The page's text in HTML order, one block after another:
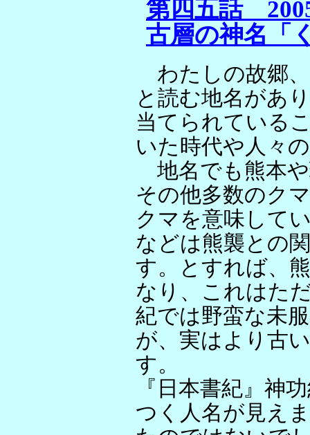
第四五話
古層の神名「
わたしの故郷
と読む地名があ
当てられている
いた時代や人々
地名でも熊本や
その他多数のク
クマを意味して
などは熊襲との
す。とすれば、
なり、これはた
紀では野蛮な未
が、実はより古
す。
『日本書紀』神
つく人名が見え